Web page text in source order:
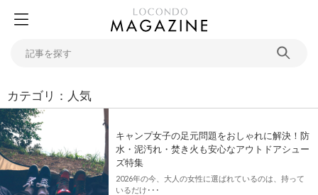
カテゴリ：人気
キャンプ女子の足元問題をおしゃれに解決！防
水・泥汚れ・焚き火も安心なアウトドアシュー
ズ特集
2026年の今、大人の女性に選ばれているのは、持って
いるだけ･･･